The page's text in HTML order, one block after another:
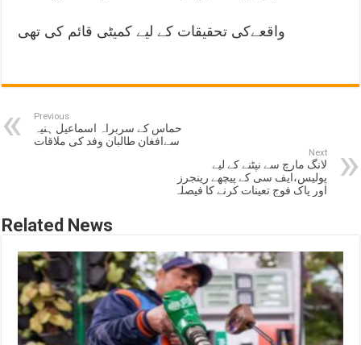
واقعےکی تحقیقات کے لیے کمیٹی قائم کی تھی
Previous
حماس کے سربراہ اسماعیل ہنیہ
سےافغان طالبان وفد کی ملاقات
Next
لانگ مارچ سے نپٹنے کے لیے
پولیس،ایف سی کے پیچھے رینجرز
اور پاک فوج تعینات کرنے کا فیصلہ
Related News